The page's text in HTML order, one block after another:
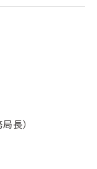
長）